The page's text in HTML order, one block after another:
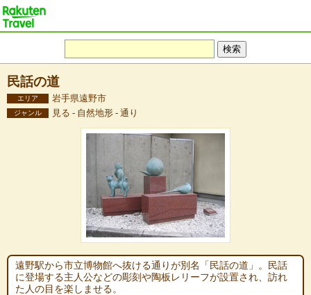
民話の道
エリア 岩手県遠野市
ジャンル 見る - 自然地形 - 通り
遠野駅から市立博物館へ抜ける通りが別名「民話の道」。民話
に登場する主人公などの彫刻や陶板レリーフが設置され、訪れ
た人の目を楽しませる。